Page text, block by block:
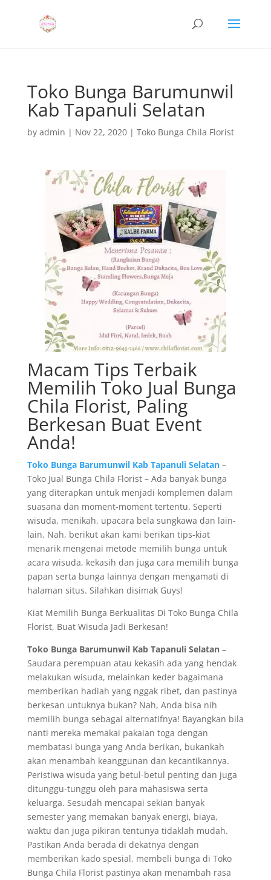
Toko Bunga Barumunwil
Kab Tapanuli Selatan
by admin | Nov 22, 2020| Toko Bunga Chila Florist
Macam Tips Terbaik
Memilih Toko Jual Bunga
Chila Florist, Paling
Berkesan Buat Event
Anda!
Toko Bunga Barumunwil Kab Tapanuli Selatan–
Toko Jual Bunga Chila Florist – Ada banyak bunga
yang diterapkan untuk menjadi komplemen dalam
suasana dan moment-moment tertentu. Seperti
wisuda, menikah, upacara bela sungkawa dan lain-
lain. Nah, berikut akan kami berikan tips-kiat
menarik mengenai metode memilih bunga untuk
acara wisuda, kekasih dan juga cara memilih bunga
papan serta bunga lainnya dengan mengamati di
halaman situs. Silahkan disimak Guys!
Kiat Memilih Bunga Berkualitas Di Toko Bunga Chila
Florist, Buat Wisuda Jadi Berkesan!
Toko Bunga Barumunwil Kab Tapanuli Selatan–
Saudara perempuan atau kekasih ada yang hendak
melakukan wisuda, melainkan keder bagaimana
memberikan hadiah yang nggak ribet, dan pastinya
berkesan untuknya bukan? Nah, Anda bisa nih
memilih bunga sebagai alternatifnya! Bayangkan bila
nanti mereka memakai pakaian toga dengan
membatasi bunga yang Anda berikan, bukankah
akan menambah keanggunan dan kecantikannya.
Peristiwa wisuda yang betul-betul penting dan juga
ditunggu-tunggu oleh para mahasiswa serta
keluarga. Sesudah mencapai sekian banyak
semester yang memakan banyak energi, biaya,
waktu dan juga pikiran tentunya tidaklah mudah.
Pastikan Anda berada di dekatnya dengan
memberikan kado spesial, membeli bunga di Toko
Bunga Chila Florist pastinya akan menambah rasa